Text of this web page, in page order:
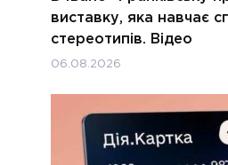
виставку, яка навчає
стереотипів. Відео
06.08.2026